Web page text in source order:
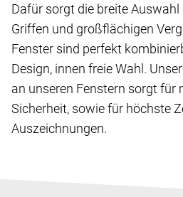
Dafür sorgt die breite Auswahl
Griffen und großflächigen
Fenster sind perfekt
Design, innen freie Wahl.
an unseren Fenstern sorgt für
Sicherheit, sowie für höchste
Auszeichnungen.